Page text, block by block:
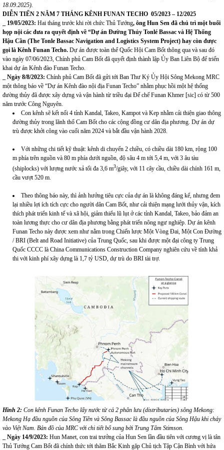
18.09.2025).
DIỄN TIẾN 2 NĂM 7 THÁNG KÊNH FUNAN TECHO 05/2023 – 12/2025
_ 19/05/2023: Hai tháng trước khi rời chức Thủ Tướng, ông Hun Sen đã chủ trì một buổi
họp nội các đưa ra quyết định về “Dự án Đường Thủy Tonlé Bassac và Hệ Thống
Hậu Cần (The Tonle Bassac Navigation and Logistics System Project) hay còn được
gọi là Kênh Funan Techo. Dự án được toàn thể Quốc Hội Cam Bốt thông qua và sau đó
vào ngày 07/06/2023, Chính phủ Cam Bốt đã quyết định thành lập Ủy Ban Liên Bộ để triển
khai dự án Kênh đào Funan Techo.
_ Ngày 8/8/2023: Chính phủ Cam Bốt đã gửi tới Ban Thư Ký Ủy Hội Sông Mekong MRC
một thông báo về “Dự án Kênh đào nội địa Funan Techo” nhằm phục hồi một hệ thống
đường thủy đã được xây dựng và vận hành từ triều đại Đế chế Funan Khmer [sic] có từ 500
năm trước Công Nguyên.
Con kênh sẽ kết nối 4 tỉnh Kandal, Takeo, Kampot và Kep nhằm cải thiện giao thông
đường thủy trong lãnh thổ Cam Bốt cho các cộng đồng cư dân địa phương. Dự án dự
trù được khởi công vào cuối năm 2024 và bắt đầu vận hành 2028.
Với những chi tiết kỹ thuật: kênh di chuyển 2 chiều, có chiều dài 180 km, rộng 100
m phía trên nguồn và 80 m phía dưới nguồn, độ sâu 4 m tới 5,4 m, với 3 âu tàu
(shiplocks) với lượng nước xả tối đa 3,6 m3/giây, với 11 cây cầu, chiều dài chính 161 m,
cầu vượt 520 m.
Theo thông báo này, thì ảnh hưởng tiêu cực của dự án là không đáng kể, nhưng đem
lại nhiều lợi ích tích cực cho người dân Cam Bốt, như cải thiện mạng lưới thủy vận, kích
thích phát triển kinh tế và xã hội, giảm thiểu lũ lụt ở các tỉnh Kandal, Takeo, bảo đảm an
toàn lương thực cho cư dân địa phương bằng phát triển nông ngư nghiệp. Dự án kênh
Funan Techo này được xem như nằm trong Chiến lược Một Vòng Đai, Một Con Đường
/ BRI (Belt and Road Initiative) của Trung Quốc, sau khi được một đại công ty Trung
Quốc CCCC là China Communications Construction Company nghiên cứu về tính khả
thi với kinh phí xây dựng là 1,7 tỷ USD, dự trù do BRI tài trợ.
Hình 2: Con kênh Funan Techo lấy nước từ cả 2 phân lưu (distributaries) sông Mekong:
Mekong Hạ đầu nguồn của Sông Tiền và Sông Bassac là đầu nguồn của Sông Hậu khi chảy
vào Việt Nam. Bản đồ của MRC với chi tiết bổ sung bởi Trung Tâm Stimson.
_ Ngày 14/9/2023: Hun Manet, con trai trưởng của Hun Sen lần đầu tiên với cương vị là tân
Thủ Tướng Cam Bốt đã chính thức tới thăm Bắc Kinh gặp Chủ tịch Tập Cận Bình với hứa